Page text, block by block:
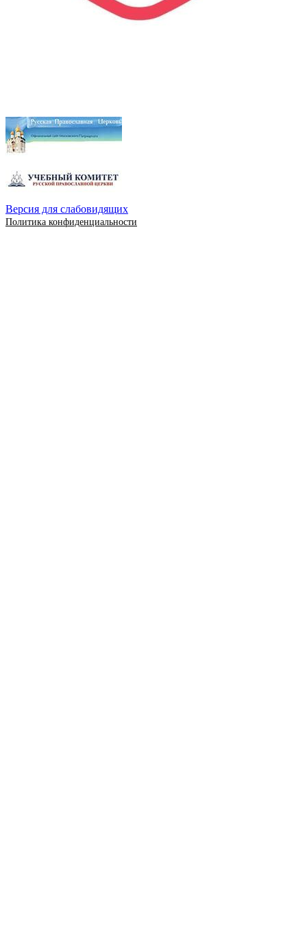
Версия для слабовидящих
Политика конфиденциальности